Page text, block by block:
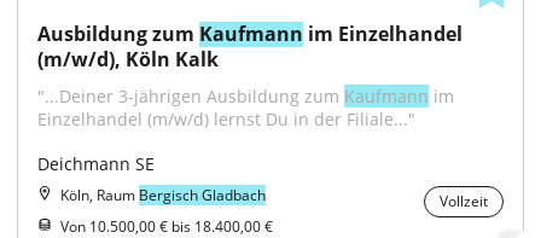
Ausbildung zum Kaufmann im Einzelhandel
(m/w/d), Köln Kalk
"...Deiner 3-jährigen Ausbildung zum Kaufmann im
Einzelhandel (m/w/d) lernst Du in der Filiale..."
Deichmann SE
Köln, Raum Bergisch Gladbach
Vollzeit
Von 10.500,00 € bis 18.400,00 €